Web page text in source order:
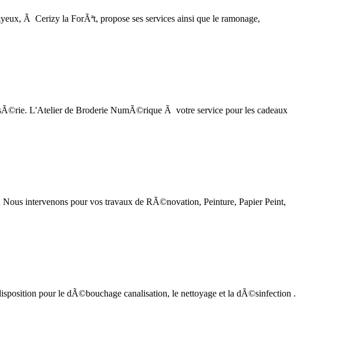
Ã Cerizy la ForÃªt, propose ses services ainsi que le ramonage,
L'Atelier de Broderie NumÃ©rique Ã votre service pour les cadeaux
intervenons pour vos travaux de RÃ©novation, Peinture, Papier Peint,
pour le dÃ©bouchage canalisation, le nettoyage et la dÃ©sinfection .